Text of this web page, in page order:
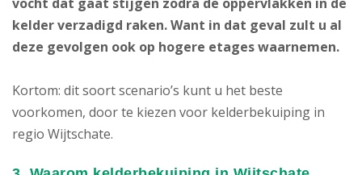
kelder verzadigd raken. Want in dat geval zult u al
deze gevolgen ook op hogere etages waarnemen.
Kortom: dit soort scenario’s kunt u het beste
voorkomen, door te kiezen voor kelderbekuiping in
regio Wijtschate.